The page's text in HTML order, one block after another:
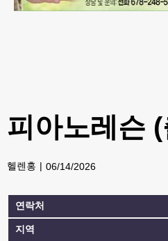
피아노레슨
헬렌홍 06/14/2026
연락처
지역